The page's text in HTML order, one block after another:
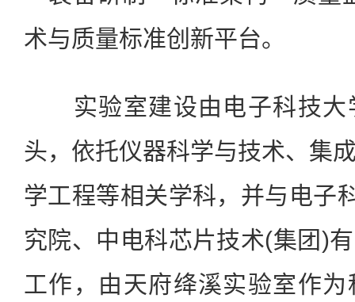
术与质量标准创新平台。
实验室建设由电子科技大
头，依托仪器科学与技术、集
学工程等相关学科，并与电子
究院、中电科芯片技术(集团)
工作，由天府绛溪实验室作